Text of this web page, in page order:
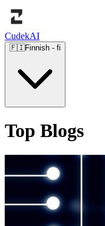
CudekAI
🇫🇮Finnish - fi
Top Blogs